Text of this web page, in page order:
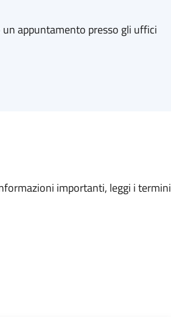
appuntamento presso gli uffici
importanti, leggi i termini